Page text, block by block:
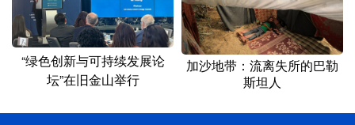
“绿色创新与可持续发展论
坛”在旧金山举行
加沙地带：流离失所的巴勒
斯坦人